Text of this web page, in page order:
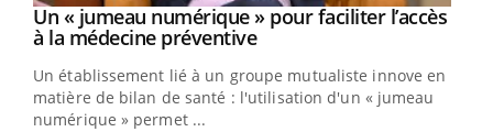
Youtube
Un « jumeau numérique » pour faciliter l’accès
à la médecine préventiveYoutube
Un établissement lié à un groupe mutualiste innove en
matière de bilan de santé : l'utilisation d'un « jumeau
numérique » permet ...
Youtube
COUP DE FOOD sur le diabèteYoutube
Coup de food sur le diabète, c'est votre nouveau rendez-
vous culinaire qui bouscule les idées reçues ! Dans cet
épisode, une ...